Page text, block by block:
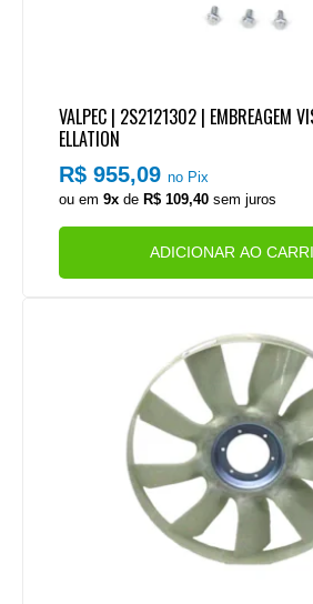
VALPEC | 2S2121302 | EMBREAGEM
ELLATION
R$ 955,09no Pix
ou em9x de R$ 109,40 sem juros
ADICIONAR AO